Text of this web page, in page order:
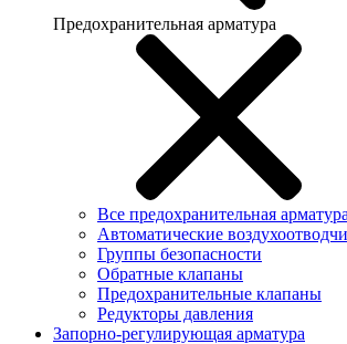
Предохранительная арматура
Все предохранительная арматура
Автоматические
Группы безопасности
Обратные клапаны
Предохранительные клапаны
Редукторы давления
Запорно-регулирующая арматура